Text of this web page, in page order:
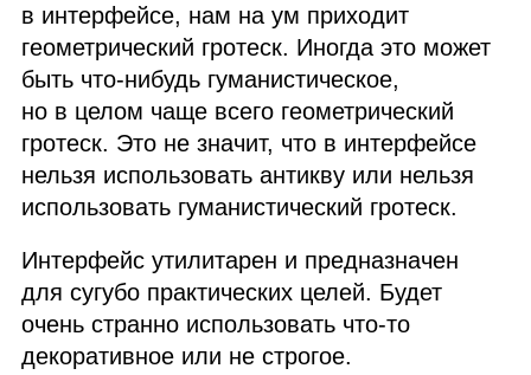
в интерфейсе, нам на ум приходит
геометрический гротеск. Иногда это может
быть что‑нибудь гуманистическое,
но в целом чаще всего геометрический
гротеск. Это не значит, что в интерфейсе
нельзя использовать антикву или нельзя
использовать гуманистический гротеск.
Интерфейс утилитарен и предназначен
для сугубо практических целей. Будет
очень странно использовать что‑то
декоративное или не строгое.